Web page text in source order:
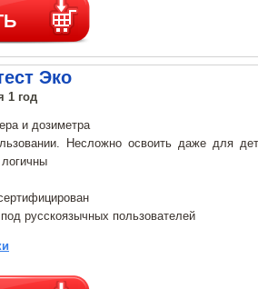
Эко
1 год
и дозиметра
Несложно освоить даже для
русскоязычных пользователей